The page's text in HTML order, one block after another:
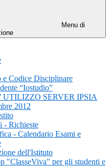
Menu di
e Codice Disciplinare
“Iostudio”
UTILIZZO SERVER IPSIA
2012
- Richieste
- Calendario Esami e
dell'Istituto
"ClasseViva" per gli studenti e